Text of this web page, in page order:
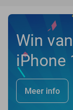
Win
iPhone
Meer info